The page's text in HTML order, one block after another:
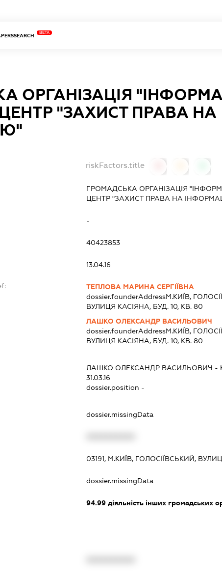
BETA
ОРГАНІЗАЦІЯ
"ЗАХИСТ ПРАВА НА
riskFactors.title
ГРОМАДСЬКА ОРГАНІЗАЦІЯ
ЦЕНТР "ЗАХИСТ ПРАВА НА
-
40423853
13.04.16
ТЕПЛОВА МАРИНА СЕРГІЇВНА
dossier.founderAddressМ.КИЇВ,
ВУЛИЦЯ КАСІЯНА, БУД. 10, КВ. 80
ЛАШКО ОЛЕКСАНДР ВАСИЛЬОВИЧ
dossier.founderAddressМ.КИЇВ,
ВУЛИЦЯ КАСІЯНА, БУД. 10, КВ. 80
ЛАШКО ОЛЕКСАНДР ВАСИЛЬОВИЧ -
31.03.16
dossier.position -
dossier.missingData
03191, М.КИЇВ, ГОЛОСІЇВСЬКИЙ,
dossier.missingData
94.99діяльність інших громадських